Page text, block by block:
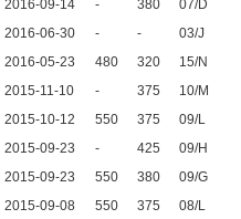
2016-09-14
- 380 07/D
2016-06-30
- - 03/J
2016-05-23
480 320 15/N
2015-11-10
- 375 10/M
2015-10-12
550 375 09/L
2015-09-23
- 425 09/H
2015-09-23
550 380 09/G
2015-09-08
550 375 08/L